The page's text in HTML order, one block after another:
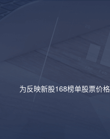
为反映新股168榜单股票价